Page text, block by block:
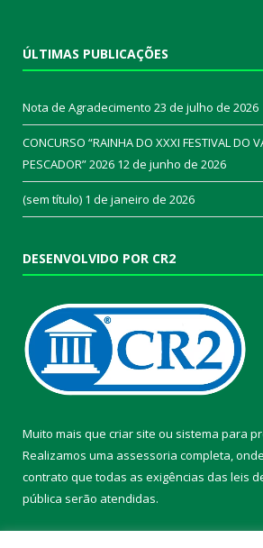
ÚLTIMAS PUBLICAÇÕES
Nota de Agradecimento 23 de julho de 2026
CONCURSO “RAINHA DO XXXI FESTIVAL DO
PESCADOR” 2026 12 de junho de 2026
(sem título) 1 de janeiro de 2026
DESENVOLVIDO POR CR2
Muito mais que criar site ou sistema para
Realizamos uma assessoria completa,
contrato que todas as exigências das leis
pública serão atendidas.